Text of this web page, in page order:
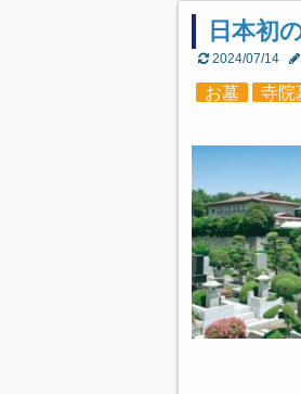
日本初
2024/07/14
お墓 寺院